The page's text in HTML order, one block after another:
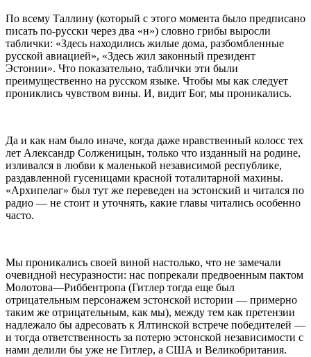
По всему Таллину (который с этого момента было предписано
писать по-русски через два «н») словно грибы выросли
таблички: «Здесь находились жилые дома, разбомбленные
русской авиацией», «Здесь жил законный президент
Эстонии». Что показательно, таблички эти были
преимущественно на русском языке. Чтобы мы как следует
прониклись чувством вины. И, видит Бог, мы проникались.
Да и как нам было иначе, когда даже нравственный колосс тех
лет Александр Солженицын, только что изданный на родине,
изливался в любви к маленькой независимой республике,
раздавленной гусеницами красной тоталитарной махины.
«Архипелаг» был тут же переведен на эстонский и читался по
радио — не стоит и уточнять, какие главы читались особенно
часто.
Мы проникались своей виной настолько, что не замечали
очевидной несуразности: нас попрекали предвоенным пактом
Молотова—Риббентропа (Гитлер тогда еще был
отрицательным персонажем эстонской истории — примерно
таким же отрицательным, как мы), между тем как претензии
надлежало бы адресовать к Ялтинской встрече победителей —
и тогда ответственность за потерю эстонской независимости с
нами делили бы уже не Гитлер, а США и Великобритания.